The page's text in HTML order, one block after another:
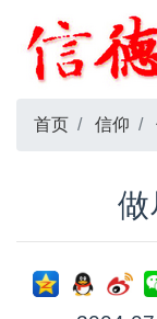
首页 信仰
做